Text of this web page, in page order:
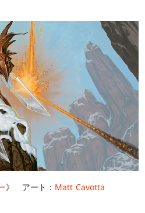
》 アート： Matt Cavotta